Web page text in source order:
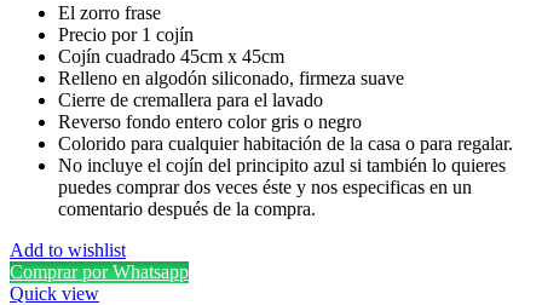
El zorro frase
Precio por 1 cojín
Cojín cuadrado 45cm x 45cm
Relleno en algodón siliconado, firmeza suave
Cierre de cremallera para el lavado
Reverso fondo entero color gris o negro
Colorido para cualquier habitación de la casa o para regalar.
No incluye el cojín del principito azul si también lo quieres
puedes comprar dos veces éste y nos especificas en un
comentario después de la compra.
Add to wishlist
Comprar por Whatsapp
Quick view